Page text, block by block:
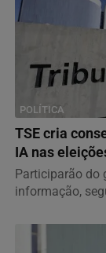
POLÍTICA
TSE cria
IA nas
Participarão do
informação,